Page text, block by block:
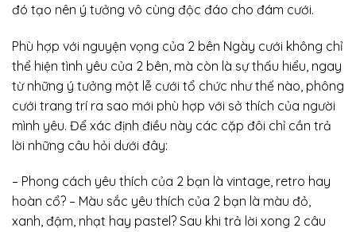
đó tạo nên ý tưởng vô cùng độc đáo cho đám cưới.
Phù hợp với nguyện vọng của 2 bên Ngày cưới không chỉ
thể hiện tình yêu của 2 bên, mà còn là sự thấu hiểu, ngay
từ những ý tưởng một lễ cưới tổ chức như thế nào, phông
cưới trang trí ra sao mới phù hợp với sở thích của người
mình yêu. Để xác định điều này các cặp đôi chỉ cần trả
lời những câu hỏi dưới đây:
– Phong cách yêu thích của 2 bạn là vintage, retro hay
hoàn cổ? – Màu sắc yêu thích của 2 bạn là màu đỏ,
xanh, đậm, nhạt hay pastel? Sau khi trả lời xong 2 câu